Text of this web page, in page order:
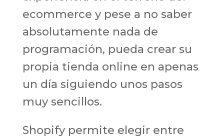
ecommerce y pese a no saber
absolutamente nada de
programación, pueda crear su
propia tienda online en apenas
un día siguiendo unos pasos
muy sencillos.
Shopify permite elegir entre